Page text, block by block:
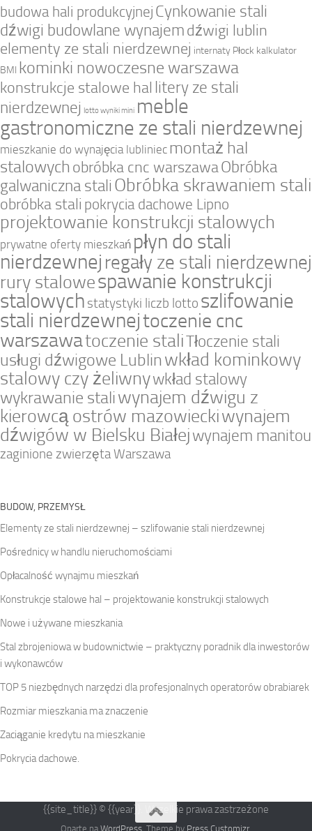
budowa hali produkcyjnej Cynkowanie stali
dźwigi budowlane wynajemdźwigi lublin
elementy ze stali nierdzewnej internaty Płock kalkulator
BMI kominki nowoczesne warszawa
konstrukcje stalowe hal litery ze stali
nierdzewnej lotto wyniki mini meble
gastronomiczne ze stali nierdzewnej
mieszkanie do wynajęcia lubliniec montaż hal
stalowych obróbka cnc warszawaObróbka
galwaniczna stali Obróbka skrawaniem stali
obróbka stali pokrycia dachowe Lipno
projektowanie konstrukcji stalowych
prywatne oferty mieszkań płyn do stali
nierdzewnej regały ze stali nierdzewnej
rury stalowespawanie konstrukcji
stalowych statystyki liczb lotto szlifowanie
stali nierdzewnejtoczenie cnc
warszawatoczenie staliTłoczenie stali
usługi dźwigowe Lublin wkład kominkowy
stalowy czy żeliwnywkład stalowy
wykrawanie staliwynajem dźwigu z
kierowcą ostrów mazowieckiwynajem
dźwigów w Bielsku Białejwynajem manitou
zaginione zwierzęta Warszawa
BUDOW, PRZEMYSŁ
Elementy ze stali nierdzewnej – szlifowanie stali nierdzewnej
Pośrednicy w handlu nieruchomościami
Opłacalność wynajmu mieszkań
Konstrukcje stalowe hal – projektowanie konstrukcji stalowych
Nowe i używane mieszkania
Stal zbrojeniowa w budownictwie – praktyczny poradnik dla inwestorów
i wykonawców
TOP 5 niezbędnych narzędzi dla profesjonalnych operatorów obrabiarek
Rozmiar mieszkania ma znaczenie
Zaciąganie kredytu na mieszkanie
Pokrycia dachowe.
{{site_title}} © {{year}}. Wszelkie prawa zastrzeżone
Oparte na WordPress . Theme by Press Customizr.